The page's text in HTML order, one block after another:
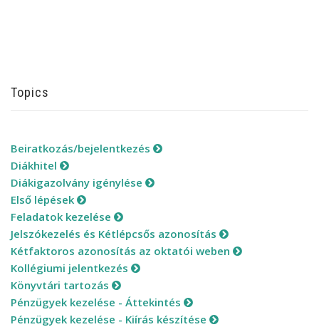
Topics
Beiratkozás/bejelentkezés
Diákhitel
Diákigazolvány igénylése
Első lépések
Feladatok kezelése
Jelszókezelés és Kétlépcsős azonosítás
Kétfaktoros azonosítás az oktatói weben
Kollégiumi jelentkezés
Könyvtári tartozás
Pénzügyek kezelése - Áttekintés
Pénzügyek kezelése - Kiírás készítése